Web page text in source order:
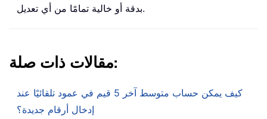
بدقة أو خالية تمامًا من أي تعديل.
مقالات ذات صلة:
كيف يمكن حساب متوسط آخر 5 قيم في عمود تلقائيًا عند
إدخال أرقام جديدة؟